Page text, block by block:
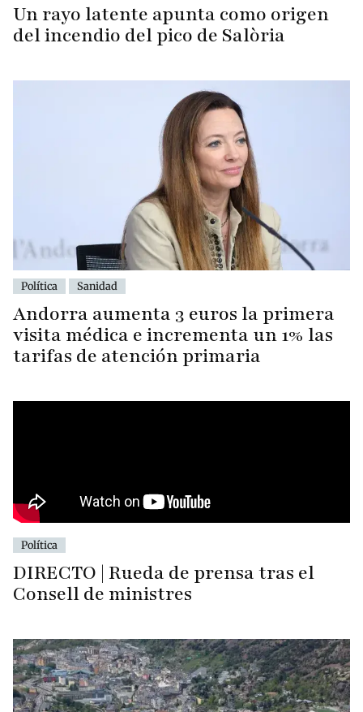
Un rayo latente apunta como origen
del incendio del pico de Salòria
Política Sanidad
Andorra aumenta 3 euros la primera
visita médica e incrementa un 1% las
tarifas de atención primaria
Política
DIRECTO | Rueda de prensa tras el
Consell de ministres